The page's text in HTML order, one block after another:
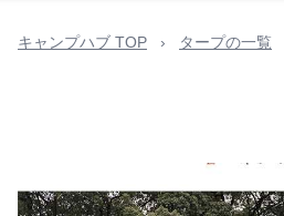
キャンプハブ TOP › タープの一覧